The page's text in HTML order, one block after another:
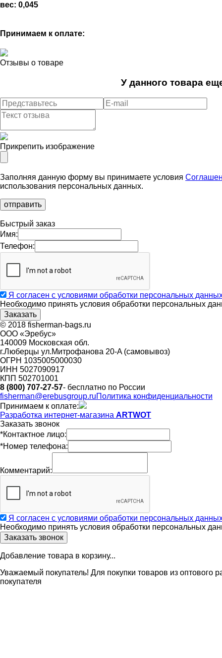
вес: 0,045
Принимаем к оплате:
Отзывы о товаре
У данного товара
Прикрепить изображение
Заполняя данную форму вы принимаете условия
использования персональных данных.
Быстрый заказ
Имя:
Телефон:
Я согласен с условиями обработки персональных
Необходимо принять условия обработки персональных
© 2018 fisherman-bags.ru
ООО «Эребус»
140009 Московская обл.
г.Люберцы ул.Митрофанова 20-A (самовывоз)
ОГРН 1035005000030
ИНН 5027090917
КПП 502701001
8 (800) 707-27-57- бесплатно по России
fisherman@erebusgroup.ruПолитика конфиденциальности
Принимаем к оплате:
Разработка интернет-магазина ARTWOT
Заказать звонок
*Контактное лицо:
*Номер телефона:
Комментарий:
Я согласен с условиями обработки персональных
Необходимо принять условия обработки персональных
Добавление товара в корзину...
Уважаемый покупатель! Для покупки товаров из оптового
покупателя